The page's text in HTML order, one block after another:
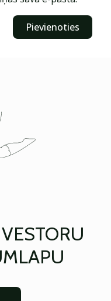
Pievienoties